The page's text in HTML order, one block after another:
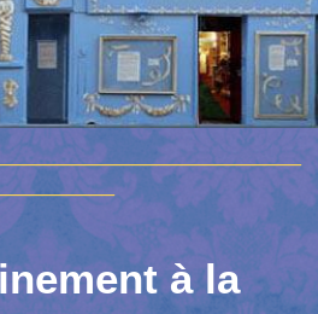
à la